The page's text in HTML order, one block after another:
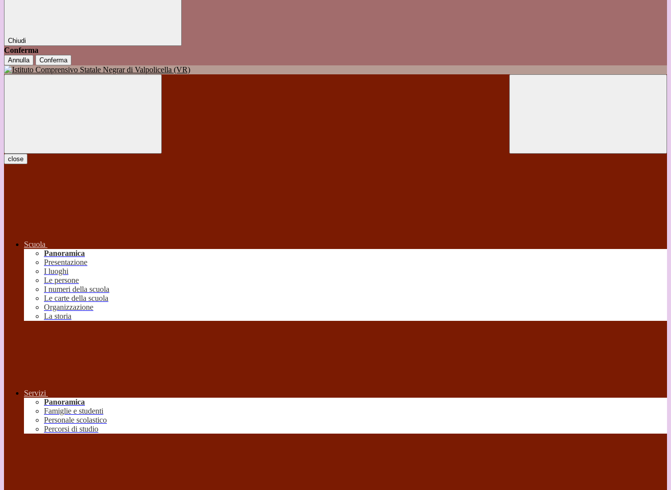
Chiudi
Conferma
Annulla Conferma
close
Scuola
Panoramica
Presentazione
I luoghi
Le persone
I numeri della scuola
Le carte della scuola
Organizzazione
La storia
Servizi
Panoramica
Famiglie e studenti
Personale scolastico
Percorsi di studio